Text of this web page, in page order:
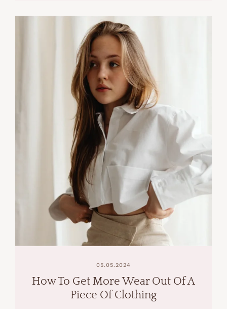
05.05.2024
How To Get More Wear Out Of A
Piece Of Clothing